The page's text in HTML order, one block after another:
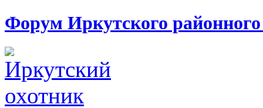
Форум Иркутского